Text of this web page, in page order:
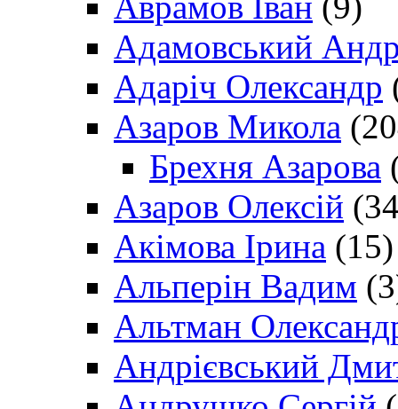
Адамовський
Адаріч Олександр
Азаров Микола
Брехня Азарова
Азаров Олексій
Акімова Ірина (15)
Альперін Вадим
Альтман
Андрієвський